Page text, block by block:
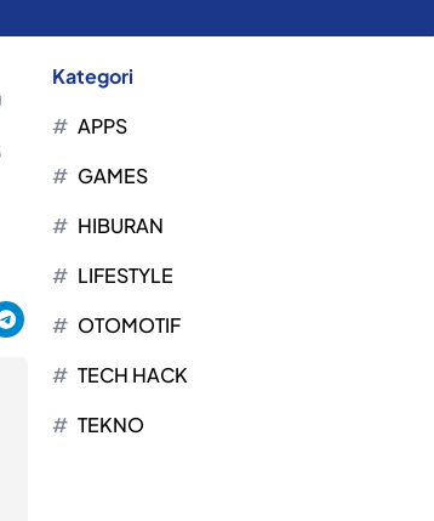
Kategori
APPS
GAMES
HIBURAN
LIFESTYLE
OTOMOTIF
TECH HACK
TEKNO